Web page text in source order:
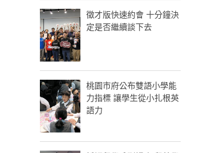
徵才版快速約會 十分鐘決
定是否繼續談下去
桃園市府公布雙語小學能
力指標 讓學生從小扎根英
語力